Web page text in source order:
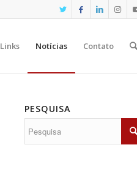
Links Notícias Contato
PESQUISA